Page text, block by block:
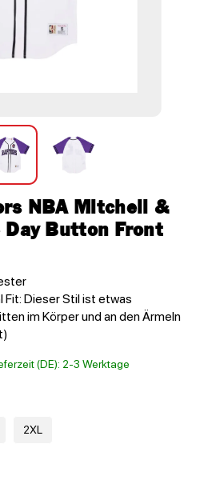
NBA Mitchell &
Day Button Front
Fit: Dieser Stil ist etwas
im Körper und an den Ärmeln
(DE): 2-3 Werktage
2XL